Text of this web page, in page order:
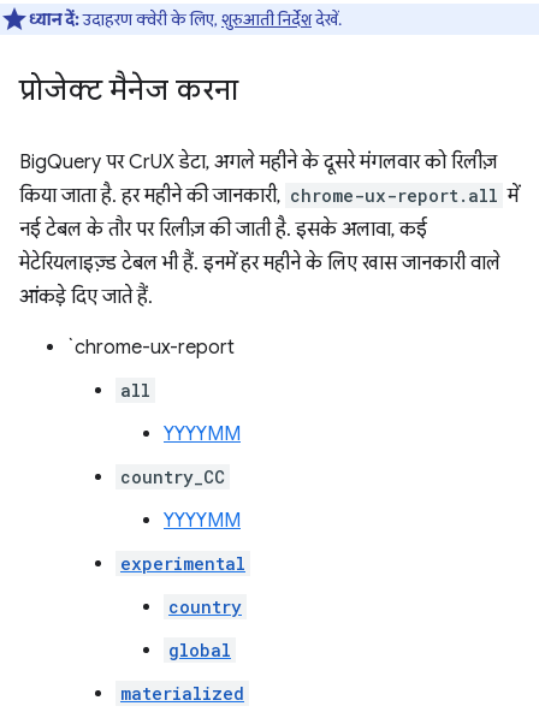
ध्यान दें:उदाहरण क्वेरी के लिए, शुरुआती निर्देशदेखें.
प्रोजेक्ट मैनेज करना
BigQuery पर CrUX डेटा, अगले महीने के दूसरे मंगलवार को रिलीज़
किया जाता है. हर महीने की जानकारी, chrome-ux-report.all में
नई टेबल के तौर पर रिलीज़ की जाती है. इसके अलावा, कई
मेटेरियलाइज़्ड टेबल भी हैं. इनमें हर महीने के लिए खास जानकारी वाले
आंकड़े दिए जाते हैं.
`chrome-ux-report
all
YYYYMM
country_CC
YYYYMM
experimental
country
global
materialized